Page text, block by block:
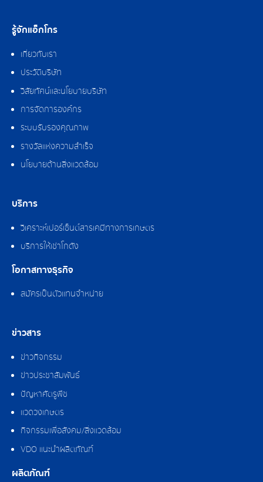
รู้จักแอ็กโกร
เกี่ยวกับเรา
ประวัติบริษัท
วิสัยทัศน์และนโยบายบริษัท
การจัดการองค์กร
ระบบรับรองคุณภาพ
รางวัลแห่งความสำเร็จ
นโยบายด้านสิ่งแวดล้อม
บริการ
วิเคราะห์เปอร์เซ็นต์สารเคมีทางการเกษตร
บริการให้เช่าโกดัง
โอกาสทางธุรกิจ
สมัครเป็นตัวแทนจำหน่าย
ข่าวสาร
ข่าวกิจกรรม
ข่าวประชาสัมพันธ์
ปัญหาศัตรูพืช
แวดวงเกษตร
กิจกรรมเพื่อสังคม/สิ่งแวดล้อม
VDO แนะนำผลิตภัณฑ์
ผลิตภัณฑ์